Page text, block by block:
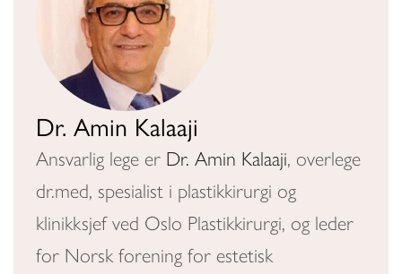
Dr. Amin Kalaaji
Ansvarlig lege er Dr. Amin Kalaaji, overlege
dr.med, spesialist i plastikkirurgi og
klinikksjef ved Oslo Plastikkirurgi, og leder
for Norsk forening for estetisk